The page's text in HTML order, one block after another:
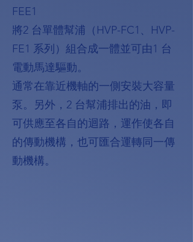
FEE1
將2 台單體幫浦（HVP-FC1、HVP-
FE1 系列）組合成一體並可由1 台
電動馬達驅動。
通常在靠近機軸的一側安裝大容量
泵。另外，2 台幫浦排出的油，即
可供應至各自的迴路，運作使各自
的傳動機構，也可匯合運轉同一傳
動機構。